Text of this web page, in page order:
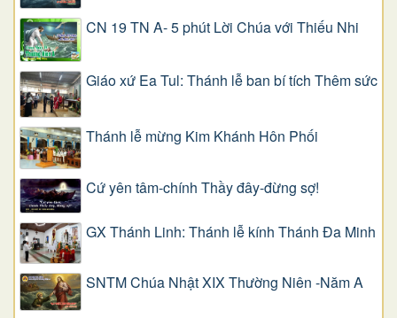
CN 19 TN A- 5 phút Lời Chúa với Thiếu Nhi
Giáo xứ Ea Tul: Thánh lễ ban bí tích Thêm sức
Thánh lễ mừng Kim Khánh Hôn Phối
Cứ yên tâm-chính Thầy đây-đừng sợ!
GX Thánh Linh: Thánh lễ kính Thánh Đa Minh
SNTM Chúa Nhật XIX Thường Niên -Năm A